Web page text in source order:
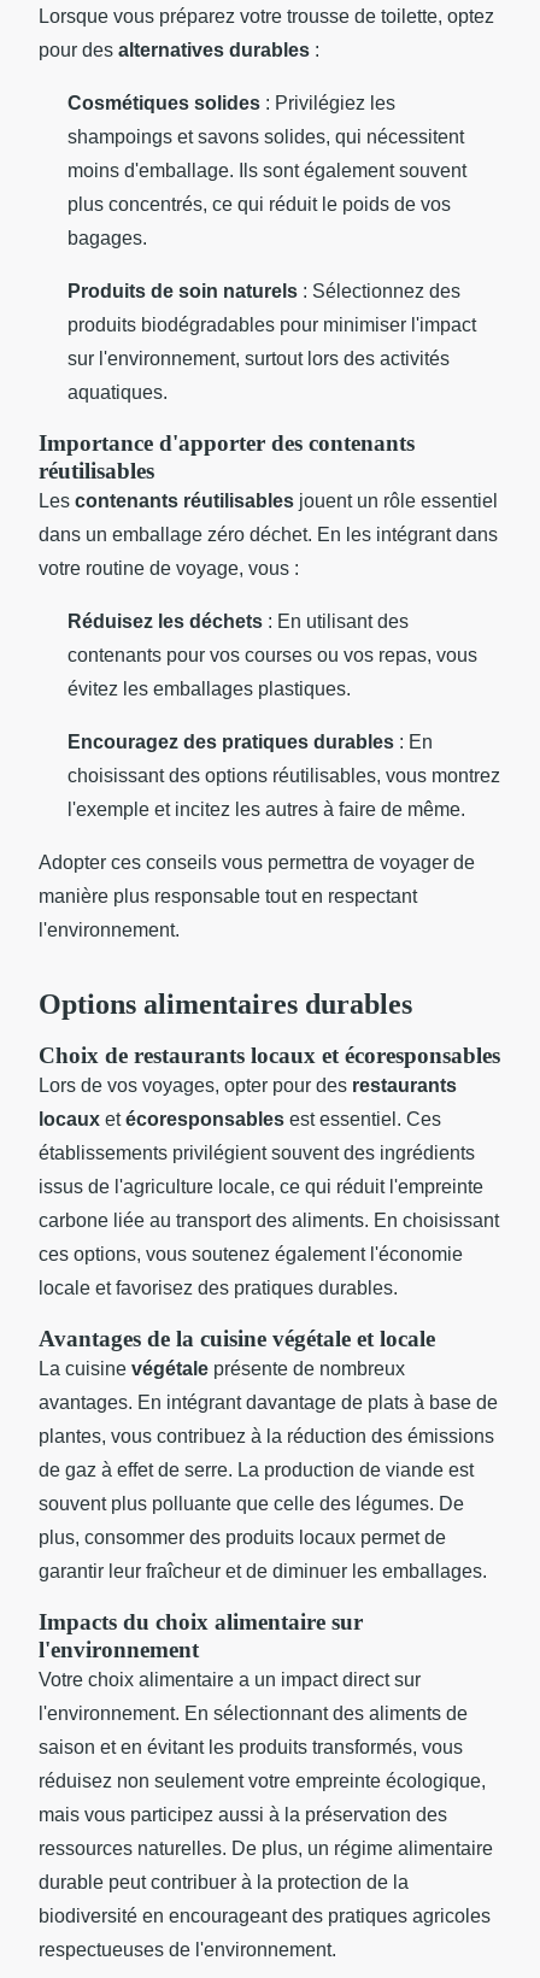
Lorsque vous préparez votre trousse de toilette, optez
pour des alternatives durables :
Cosmétiques solides : Privilégiez les
shampoings et savons solides, qui nécessitent
moins d'emballage. Ils sont également souvent
plus concentrés, ce qui réduit le poids de vos
bagages.
Produits de soin naturels : Sélectionnez des
produits biodégradables pour minimiser l'impact
sur l'environnement, surtout lors des activités
aquatiques.
Importance d'apporter des contenants
réutilisables
Les contenants réutilisables jouent un rôle essentiel
dans un emballage zéro déchet. En les intégrant dans
votre routine de voyage, vous :
Réduisez les déchets : En utilisant des
contenants pour vos courses ou vos repas, vous
évitez les emballages plastiques.
Encouragez des pratiques durables : En
choisissant des options réutilisables, vous montrez
l'exemple et incitez les autres à faire de même.
Adopter ces conseils vous permettra de voyager de
manière plus responsable tout en respectant
l'environnement.
Options alimentaires durables
Choix de restaurants locaux et écoresponsables
Lors de vos voyages, opter pour des restaurants
locaux etécoresponsables est essentiel. Ces
établissements privilégient souvent des ingrédients
issus de l'agriculture locale, ce qui réduit l'empreinte
carbone liée au transport des aliments. En choisissant
ces options, vous soutenez également l'économie
locale et favorisez des pratiques durables.
Avantages de la cuisine végétale et locale
La cuisine végétale présente de nombreux
avantages. En intégrant davantage de plats à base de
plantes, vous contribuez à la réduction des émissions
de gaz à effet de serre. La production de viande est
souvent plus polluante que celle des légumes. De
plus, consommer des produits locaux permet de
garantir leur fraîcheur et de diminuer les emballages.
Impacts du choix alimentaire sur
l'environnement
Votre choix alimentaire a un impact direct sur
l'environnement. En sélectionnant des aliments de
saison et en évitant les produits transformés, vous
réduisez non seulement votre empreinte écologique,
mais vous participez aussi à la préservation des
ressources naturelles. De plus, un régime alimentaire
durable peut contribuer à la protection de la
biodiversité en encourageant des pratiques agricoles
respectueuses de l'environnement.